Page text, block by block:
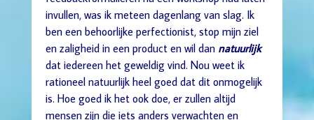
invullen, was ik meteen dagenlang van slag. Ik
ben een behoorlijke perfectionist, stop mijn ziel
en zaligheid in een product en wil dan natuurlijk
dat iedereen het geweldig vind. Nou weet ik
rationeel natuurlijk heel goed dat dit onmogelijk
is. Hoe goed ik het ook doe, er zullen altijd
mensen zijn die iets anders verwachten en